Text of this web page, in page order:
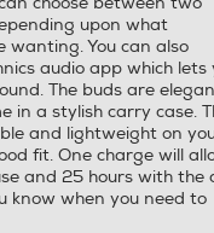
upon what
wanting. You can also
audio app which lets
The buds are
in a stylish carry case.
and lightweight on
fit. One charge will
and 25 hours with the
know when you need to